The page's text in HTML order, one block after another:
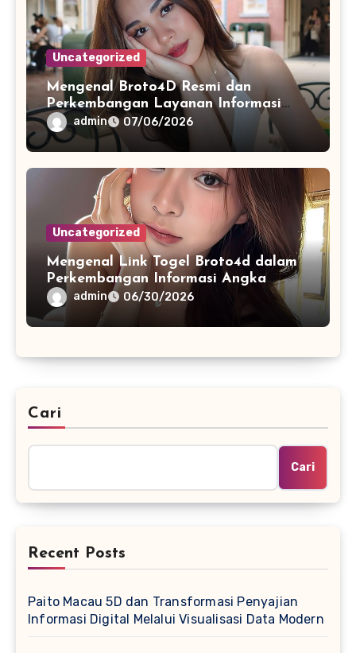
Uncategorized
Mengenal Broto4D Resmi dan
Perkembangan Layanan Informasi
Berbasis Teknologi Modern
admin 07/06/2026
Uncategorized
Mengenal Link Togel Broto4d dalam
Perkembangan Informasi Angka
Digital
admin 06/30/2026
Cari
Cari
Recent Posts
Paito Macau 5D dan Transformasi Penyajian
Informasi Digital Melalui Visualisasi Data Modern